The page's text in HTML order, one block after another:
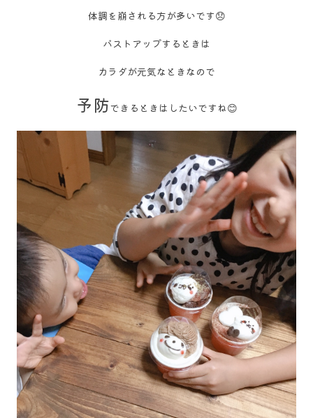
体調を崩される方が多いです😞
バストアップするときは
カラダが元気なときなので
予防できるときはしたいですね😊